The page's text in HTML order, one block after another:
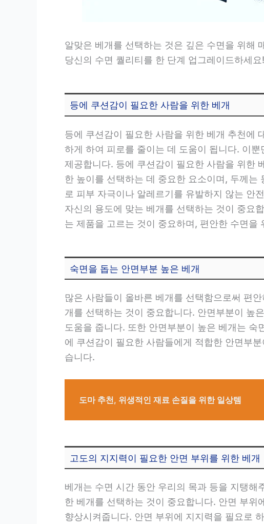
알맞은 베개를 선택하는 것은 깊은 수면을 위해
당신의 수면 퀄리티를 한 단계 업그레이드하세요!
등에 쿠션감이 필요한 사람을 위한 베개
등에 쿠션감이 필요한 사람을 위한 베개 추천에
하게 하여 피로를 줄이는 데 도움이 됩니다. 이
제공합니다. 등에 쿠션감이 필요한 사람을 위한
한 높이를 선택하는 데 중요한 요소이며, 두께
로 피부 자극이나 알레르기를 유발하지 않는 안
자신의 용도에 맞는 베개를 선택하는 것이 중요
는 제품을 고르는 것이 중요하며, 편안한 수면을
숙면을 돕는 안면부분 높은 베개
많은 사람들이 올바른 베개를 선택함으로써 편
개를 선택하는 것이 중요합니다. 안면부분이 높
도움을 줍니다. 또한 안면부분이 높은 베개는
에 쿠션감이 필요한 사람들에게 적합한 안면부
습니다.
도마 추천, 위생적인 재료 손질을 위한 일상템
고도의 지지력이 필요한 안면 부위를 위한 베개
베개는 수면 시간 동안 우리의 목과 등을 지탱
한 베개를 선택하는 것이 중요합니다. 안면 부
향상시켜줍니다. 안면 부위에 지지력을 필요로